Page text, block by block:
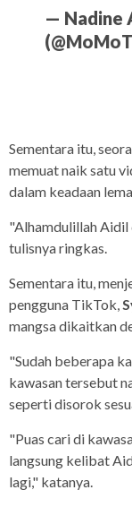
— Nadine
Sementara itu,
memuat naik satu
dalam keadaan
"Alhamdulillah Aidil
tulisnya ringkas.
Sementara itu,
pengguna TikTok,
mangsa dikaitkan
"Sudah beberapa
kawasan tersebut
seperti disorok
"Puas cari di
langsung kelibat
lagi," katanya.